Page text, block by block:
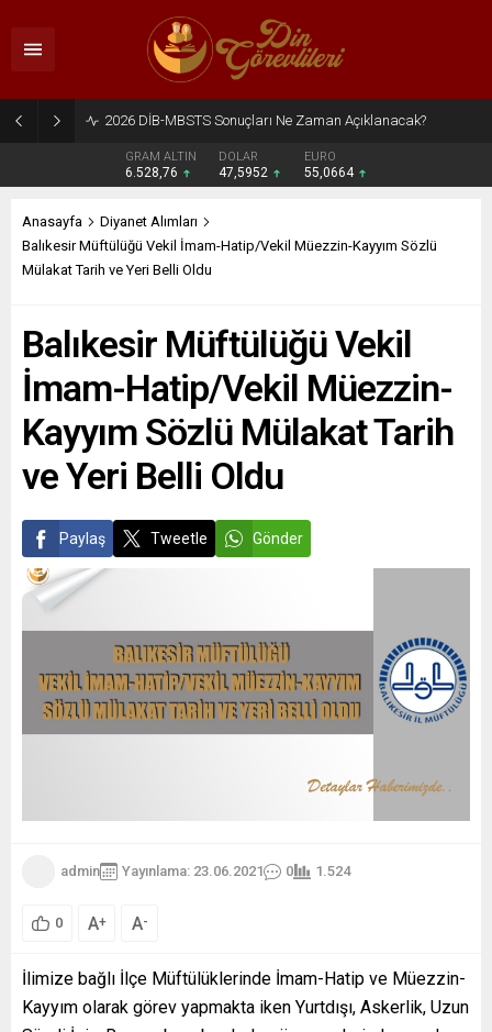
2026 DİB-MBSTS Ne Zaman?
GRAM ALTIN
6.528,76
DOLAR
47,5952
EURO
55,0664
Anasayfa
Diyanet Alımları
Balıkesir Müftülüğü Vekil İmam-Hatip/Vekil Müezzin-Kayyım Sözlü
Mülakat Tarih ve Yeri Belli Oldu
Balıkesir Müftülüğü Vekil
İmam-Hatip/Vekil Müezzin-
Kayyım Sözlü Mülakat Tarih
ve Yeri Belli Oldu
Paylaş Tweetle Gönder
admin Yayınlama: 23.06.2021 0 1.524
0 A+ A-
İlimize bağlı İlçe Müftülüklerinde İmam-Hatip ve Müezzin-
Kayyım olarak görev yapmakta iken Yurtdışı, Askerlik, Uzun